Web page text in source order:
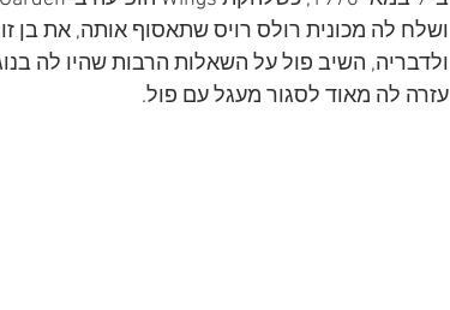
ושלח לה מכונית רולס רויס שתאסוף אותה, את בן
ולדבריה, השיב פול על השאלות הרבות שהיו לה
עזרה לה מאוד לסגור מעגל עם פול.